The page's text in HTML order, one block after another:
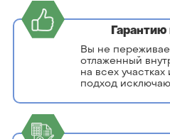
Вы не
отлаженный
на всех
подход
Гарантию